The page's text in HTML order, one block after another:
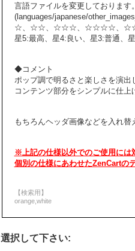
言語ファイルを変更しております。
(languages/japanese/
☆、☆☆、☆☆☆、☆☆☆☆、
星5:最高、星4:良い、星3:普通、
◆コメント
ポップ調で明るさと楽しさを演出
コンテンツ部分をシンプルに仕上
もちろんヘッダ画像などを入れ替
※上記の仕様以外でのご使用には
個別の仕様にあわせたZenCartの
【検索用】
orange,white
選択して下さい: